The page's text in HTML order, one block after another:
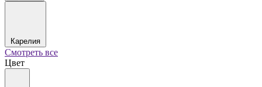
Карелия
Смотреть все
Цвет